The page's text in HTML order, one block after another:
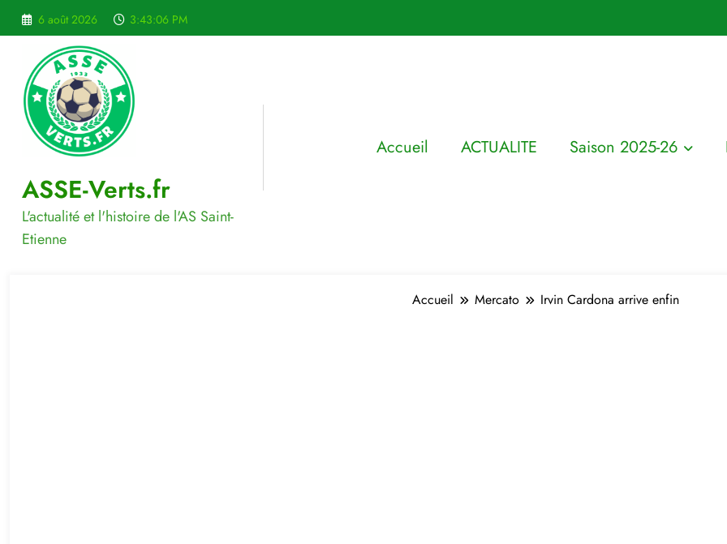
Aller
6 août 2026 3:43:07 PM
ASSE-Verts.fr
L'actualité et l'histoire de l'AS Saint-
Etienne
Accueil ACTUALITE Saison 2025-26
Accueil Mercato Irvin Cardona arrive enfin